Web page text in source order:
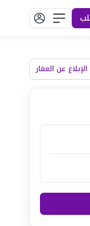
الإبلاغ عن العقار